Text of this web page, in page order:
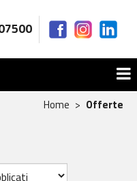
Home Offerte